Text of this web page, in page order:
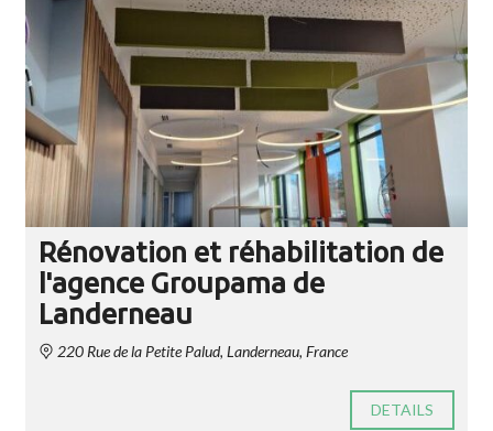
Rénovation et réhabilitation de
l'agence Groupama de
Landerneau
220 Rue de la Petite Palud, Landerneau, France
DETAILS